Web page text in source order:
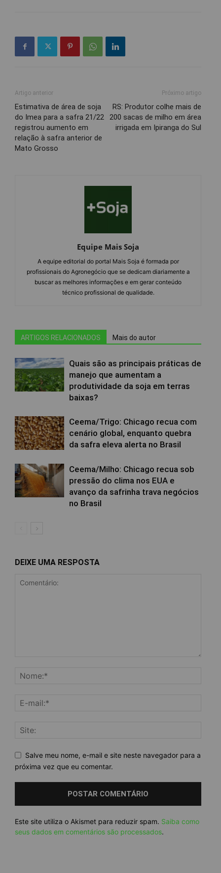
Artigo anterior
Estimativa de área de soja
do Imea para a safra 21/22
registrou aumento em
relação à safra anterior de
Mato Grosso
Próximo artigo
RS: Produtor colhe mais de
200 sacas de milho em área
irrigada em Ipiranga do Sul
Equipe Mais Soja
A equipe editorial do portal Mais Soja é formada por
profissionais do Agronegócio que se dedicam diariamente a
buscar as melhores informações e em gerar conteúdo
técnico profissional de qualidade.
ARTIGOS RELACIONADOS Mais do autor
Quais são as principais práticas de
manejo que aumentam a
produtividade da soja em terras
baixas?
Ceema/Trigo: Chicago recua com
cenário global, enquanto quebra
da safra eleva alerta no Brasil
Ceema/Milho: Chicago recua sob
pressão do clima nos EUA e
avanço da safrinha trava negócios
no Brasil
DEIXE UMA RESPOSTA
Salve meu nome, e-mail e site neste navegador para a
próxima vez que eu comentar.
Este site utiliza o Akismet para reduzir spam. Saiba como
seus dados em comentários são processados.